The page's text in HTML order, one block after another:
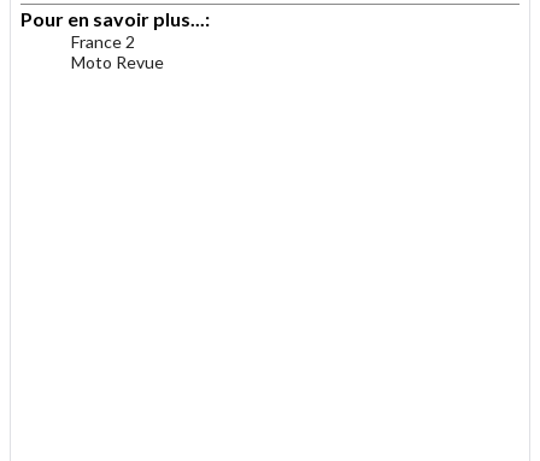
Pour en savoir plus...:
France 2
Moto Revue